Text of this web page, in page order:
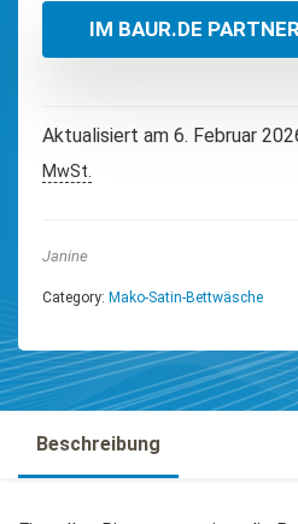
IM BAUR.DE
Aktualisiert am 6. Februar
MwSt.
Janine
Category: Mako-Satin-Bettwäsche
Beschreibung